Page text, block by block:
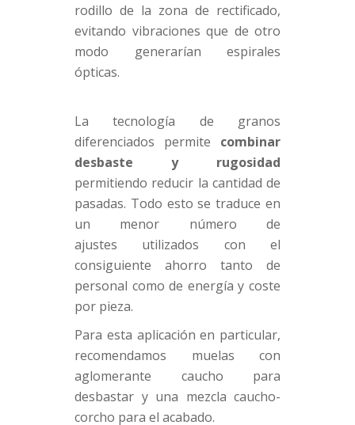
rodillo de la zona de rectificado,
evitando vibraciones que de otro
modo generarían espirales
ópticas.
La tecnología de granos
diferenciados permite combinar
desbaste y rugosidad
permitiendo reducir la cantidad de
pasadas. Todo esto se traduce en
un menor número de
ajustes utilizados con el
consiguiente ahorro tanto de
personal como de energía y coste
por pieza.
Para esta aplicación en particular,
recomendamos muelas con
aglomerante caucho para
desbastar y una mezcla caucho-
corcho para el acabado.